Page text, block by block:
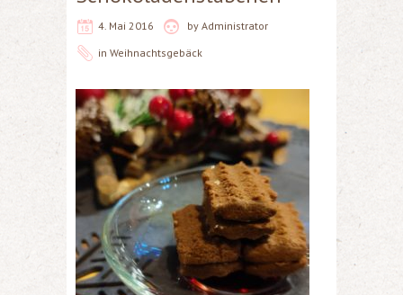
4. Mai 2016 by Administrator
in Weihnachtsgebäck